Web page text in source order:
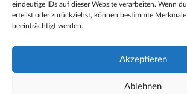
eindeutige IDs auf dieser Website verarbeiten. Wenn
erteilst oder zurückziehst, können bestimmte
beeinträchtigt werden.
Akzeptieren
Ablehnen
Evangelische Kirche in
Cookie-Richtlinie (EU)